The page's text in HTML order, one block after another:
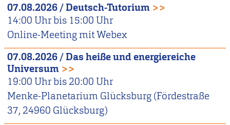
07.08.2026/Deutsch-Tutorium >>
14:00 Uhr bis 15:00 Uhr
Online-Meeting mit Webex
07.08.2026/Das heiße und energiereiche
Universum >>
19:00 Uhr bis20:00 Uhr
Menke-Planetarium Glücksburg (Fördestraße
37, 24960 Glücksburg)